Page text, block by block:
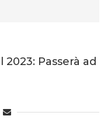
Passerà ad